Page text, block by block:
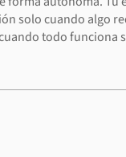
solo cuando algo
todo funciona